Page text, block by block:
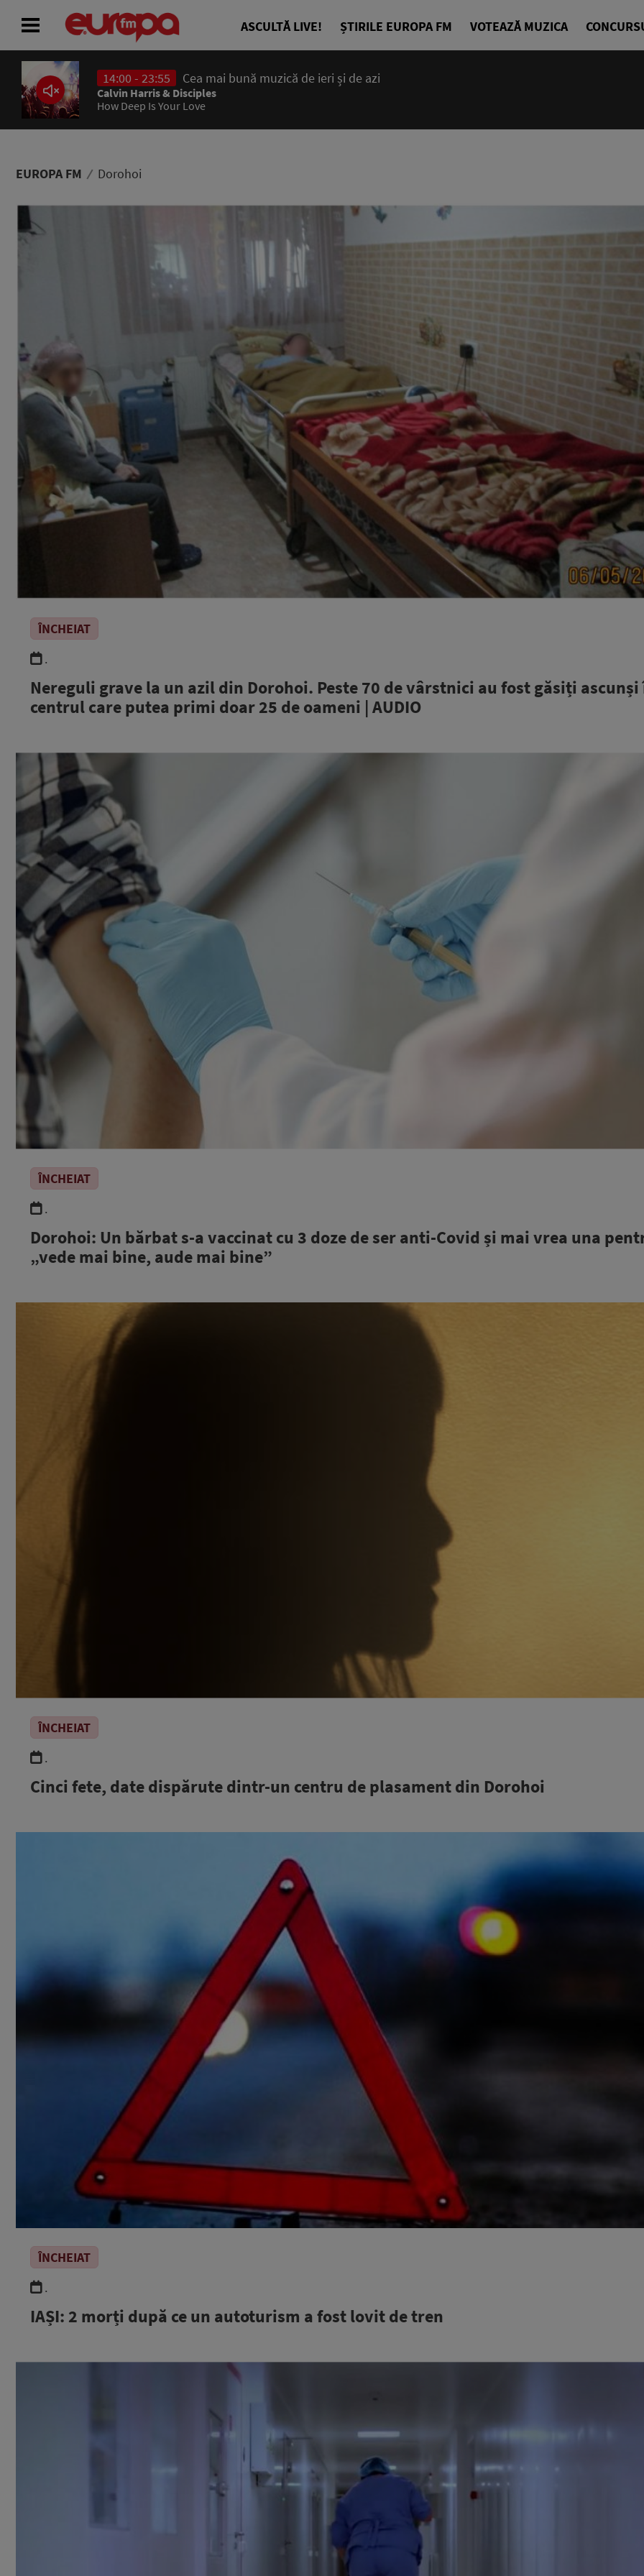
ASCULTĂ LIVE! ȘTIRILE EUROPA FM VOTEAZĂ MUZICA
14:00 - 23:55 Cea mai bună muzică de ieri și de azi
Calvin Harris & Disciples
How Deep Is Your Love
EUROPA FM Dorohoi
ÎNCHEIAT
.
Nereguli grave la un azil din Dorohoi. Peste 70 de vârstnici au fost găsiți ascunși
centrul care putea primi doar 25 de oameni | AUDIO
ÎNCHEIAT
.
Dorohoi: Un bărbat s-a vaccinat cu 3 doze de ser anti-Covid și mai vrea una
„vede mai bine, aude mai bine”
ÎNCHEIAT
.
Cinci fete, date dispărute dintr-un centru de plasament din Dorohoi
ÎNCHEIAT
.
IAȘI: 2 morți după ce un autoturism a fost lovit de tren
ACASĂ
ȘTIRI
PODCAST